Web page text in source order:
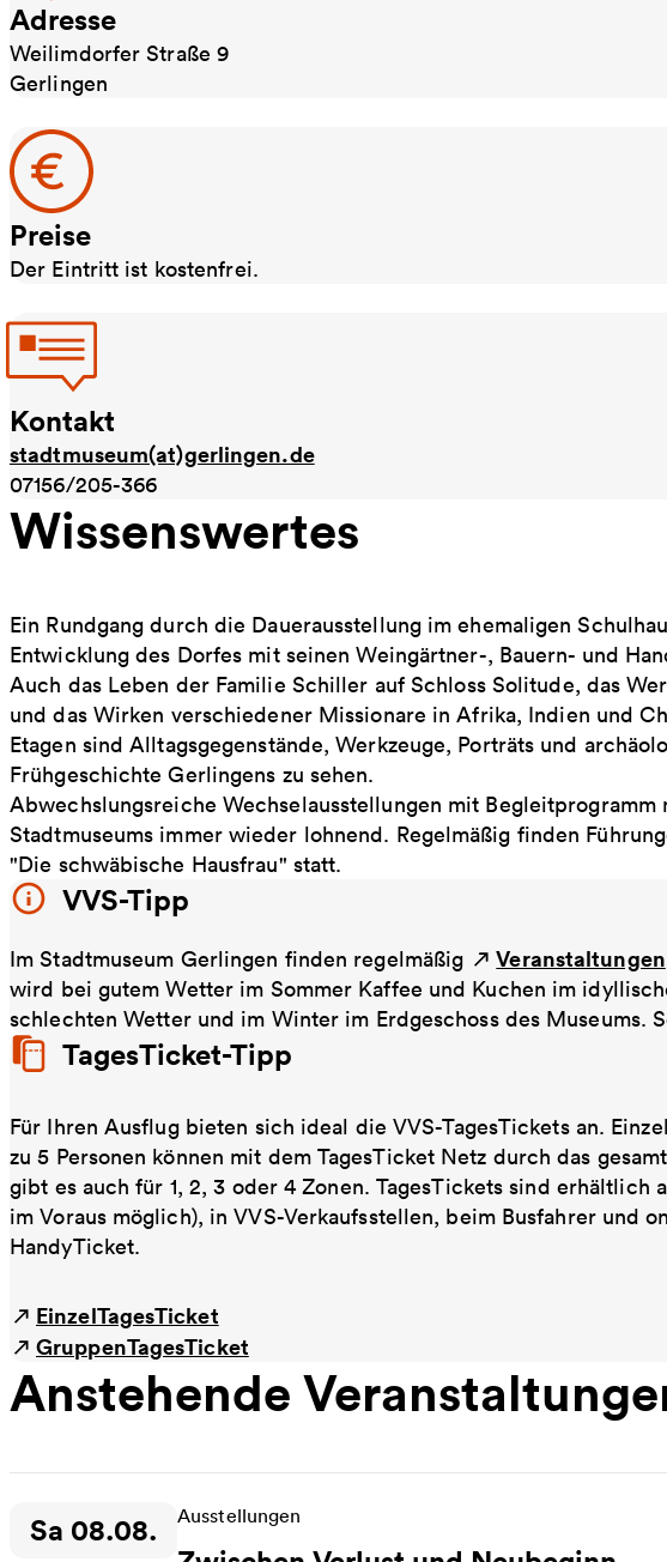
Adresse
Weilimdorfer Straße 9
Gerlingen
Preise
Der Eintritt ist kostenfrei.
Kontakt
stadtmuseum(at)gerlingen.de
07156/205-366
Wissenswertes
Ein Rundgang durch die Dauerausstellung im ehemaligen
Entwicklung des Dorfes mit seinen Weingärtner-, Bauern- und
Auch das Leben der Familie Schiller auf Schloss Solitude, das
und das Wirken verschiedener Missionare in Afrika, Indien und
Etagen sind Alltagsgegenstände, Werkzeuge, Porträts und
Frühgeschichte Gerlingens zu sehen.
Abwechslungsreiche Wechselausstellungen mit Begleitprogramm
Stadtmuseums immer wieder lohnend. Regelmäßig finden
"Die schwäbische Hausfrau" statt.
VVS-Tipp
Im Stadtmuseum Gerlingen finden regelmäßig Veranstaltungen
wird bei gutem Wetter im Sommer Kaffee und Kuchen im
schlechten Wetter und im Winter im Erdgeschoss des Museums.
TagesTicket-Tipp
Für Ihren Ausflug bieten sich ideal die VVS-TagesTickets an.
zu 5 Personen können mit dem TagesTicket Netz durch das
gibt es auch für 1, 2, 3 oder 4 Zonen. TagesTickets sind erhältlich
im Voraus möglich), in VVS-Verkaufsstellen, beim Busfahrer und
HandyTicket.
EinzelTagesTicket
GruppenTagesTicket
Anstehende
Zeitpunkt der Veranstaltung:
Sa 08.08. Ausstellungen